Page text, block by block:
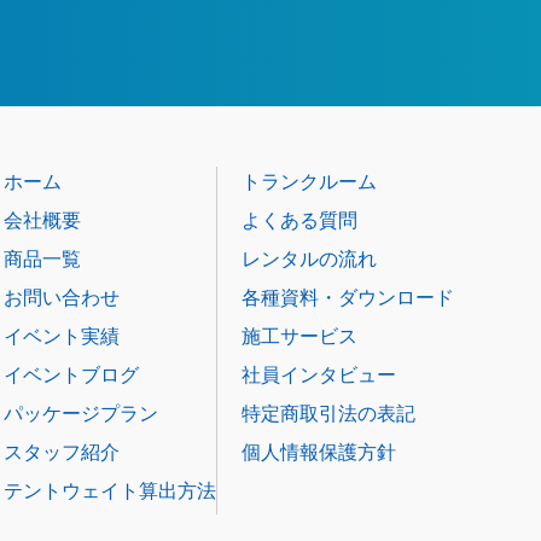
ホーム
会社概要
商品一覧
お問い合わせ
イベント実績
イベントブログ
パッケージプラン
スタッフ紹介
テントウェイト算出方法
トランクルーム
よくある質問
レンタルの流れ
各種資料・ダウンロード
施工サービス
社員インタビュー
特定商取引法の表記
個人情報保護方針